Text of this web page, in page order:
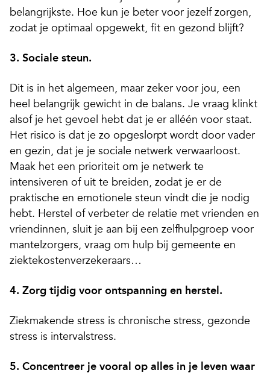
belangrijkste. Hoe kun je beter voor jezelf zorgen,
zodat je optimaal opgewekt, fit en gezond blijft?
3. Sociale steun.
Dit is in het algemeen, maar zeker voor jou, een
heel belangrijk gewicht in de balans. Je vraag klinkt
alsof je het gevoel hebt dat je er alléén voor staat.
Het risico is dat je zo opgeslorpt wordt door vader
en gezin, dat je je sociale netwerk verwaarloost.
Maak het een prioriteit om je netwerk te
intensiveren of uit te breiden, zodat je er de
praktische en emotionele steun vindt die je nodig
hebt. Herstel of verbeter de relatie met vrienden en
vriendinnen, sluit je aan bij een zelfhulpgroep voor
mantelzorgers, vraag om hulp bij gemeente en
ziektekostenverzekeraars…
4. Zorg tijdig voor ontspanning en herstel.
Ziekmakende stress is chronische stress, gezonde
stress is intervalstress.
5. Concentreer je vooral op alles in je leven waar